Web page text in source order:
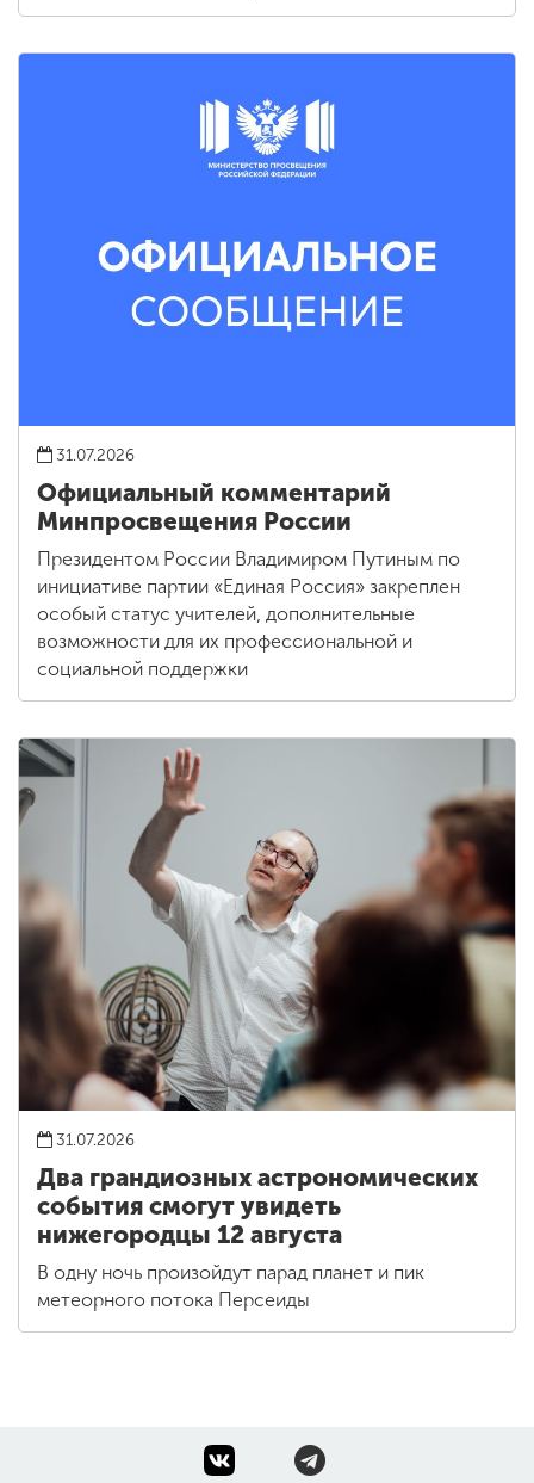
31.07.2026
Официальный комментарий
Минпросвещения России
Президентом России Владимиром Путиным по
инициативе партии «Единая Россия» закреплен
особый статус учителей, дополнительные
возможности для их профессиональной и
социальной поддержки
31.07.2026
Два грандиозных астрономических
события смогут увидеть
нижегородцы 12 августа
В одну ночь произойдут парад планет и пик
метеорного потока Персеиды